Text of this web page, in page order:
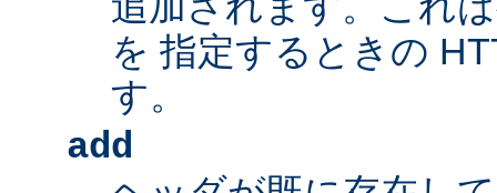
を 指定するときの
す。
add